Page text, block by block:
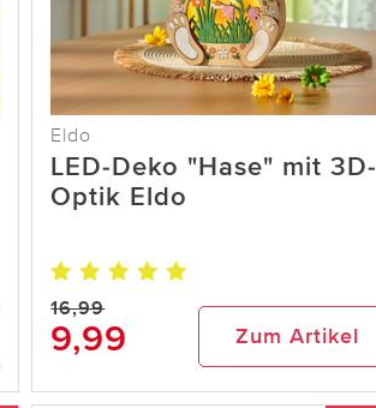
Eldo
LED-Deko "Hase" mit 3D-
Optik Eldo
16,99
9,99 Zum Artikel